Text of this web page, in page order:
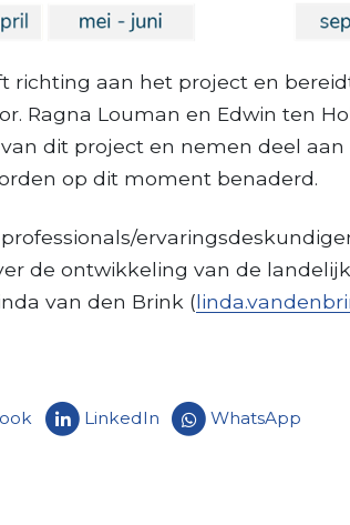
richting aan het project en
Ragna Louman en Edwin ten
dit project en nemen deel
op dit moment benaderd.
de ontwikkeling van de
van den Brink (
LinkedIn WhatsApp